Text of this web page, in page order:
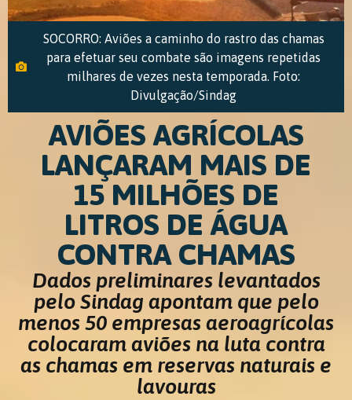
SOCORRO: Aviões a caminho do rastro das chamas
para efetuar seu combate são imagens repetidas
milhares de vezes nesta temporada. Foto:
Divulgação/Sindag
AVIÕES AGRÍCOLAS
LANÇARAM MAIS DE
15 MILHÕES DE
LITROS DE ÁGUA
CONTRA CHAMAS
Dados preliminares levantados
pelo Sindag apontam que pelo
menos 50 empresas aeroagrícolas
colocaram aviões na luta contra
as chamas em reservas naturais e
lavouras